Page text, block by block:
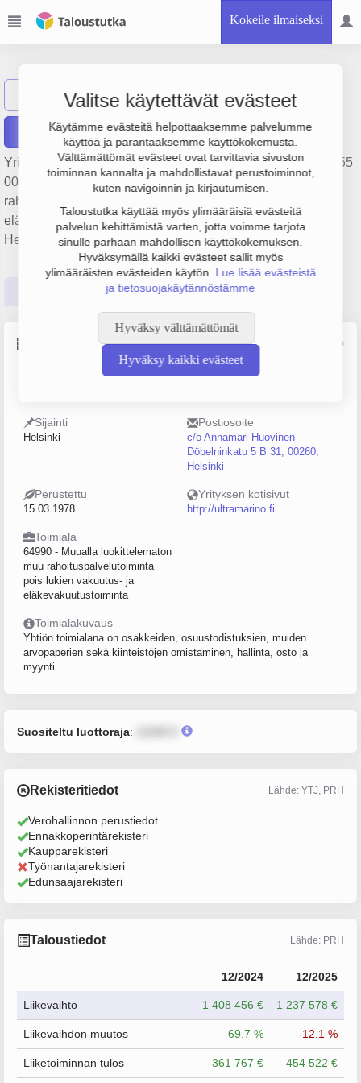
Kokeile ilmaiseksi
Valitse käytettävät evästeet
Käytämme evästeitä helpottaaksemme palvelumme
käyttöä ja parantaaksemme käyttökokemusta.
Välttämättömät evästeet ovat tarvittavia sivuston
toiminnan kannalta ja mahdollistavat perustoiminnot,
kuten navigoinnin ja kirjautumisen.
Taloustutka käyttää myös ylimääräisiä evästeitä
palvelun kehittämistä varten, jotta voimme tarjota
sinulle parhaan mahdollisen käyttökokemuksen.
Hyväksymällä kaikki evästeet sallit myös
ylimääräisten evästeiden käytön. Lue lisää evästeistä
ja tietosuojakäytännöstämme
Hyväksy välttämättömät
Hyväksy kaikki evästeet
Näytä haku U Ultramarino Oy
Raportit
Yrityksen Ultramarino Oy liikevaihto on 1.2 milj. € ja tulos 455
000 €. Sen päätoimiala on Muualla luokittelematon muu
rahoituspalvelutoiminta pois lukien vakuutus- ja
eläkevakuutustoiminta, perustamisvuosi 1978 ja sijainti
Helsinki. Yrityksen yhtiömuoto Osakeyhtiö (OY).
Tilinpäätösluvut Päättäjätiedot
Perustiedot Lähde: YTJ, PRH, Traficom
Henkilöstömäärä
Sijainti
Helsinki
Postiosoite
c/o Annamari Huovinen
Döbelninkatu 5 B 31, 00260,
Helsinki
Perustettu
15.03.1978
Yrityksen kotisivut
http://ultramarino.fi
Toimiala
64990 - Muualla luokittelematon
muu rahoituspalvelutoiminta
pois lukien vakuutus- ja
eläkevakuutustoiminta
Toimialakuvaus
Yhtiön toimialana on osakkeiden, osuustodistuksien, muiden
arvopaperien sekä kiinteistöjen omistaminen, hallinta, osto ja
myynti.
Suositeltu luottoraja:
Rekisteritiedot Lähde: YTJ, PRH
Verohallinnon perustiedot
Ennakkoperintärekisteri
Kaupparekisteri
Työnantajarekisteri
Edunsaajarekisteri
Taloustiedot Lähde: PRH
12/2024 12/2025
Liikevaihto 1 408 456 € 1 237 578 €
Liikevaihdon muutos 69.7 % -12.1 %
Liiketoiminnan tulos 361 767 € 454 522 €